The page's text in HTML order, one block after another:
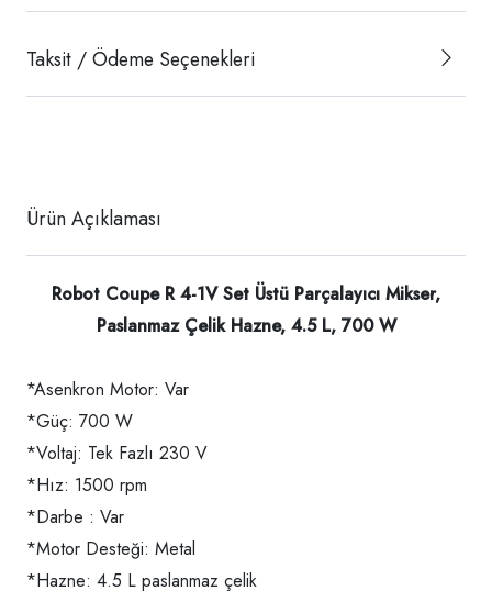
Taksit / Ödeme Seçenekleri
Ürün Açıklaması
Robot Coupe R 4-1V Set Üstü Parçalayıcı Mikser,
Paslanmaz Çelik Hazne, 4.5 L, 700 W
*Asenkron Motor: Var
*Güç: 700 W
*Voltaj: Tek Fazlı 230 V
*Hız: 1500 rpm
*Darbe : Var
*Motor Desteği: Metal
*Hazne: 4.5 L paslanmaz çelik